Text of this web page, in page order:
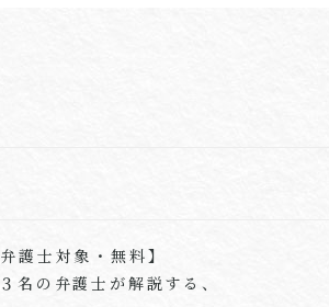
護士対象・無料】
名の弁護士が解説する、